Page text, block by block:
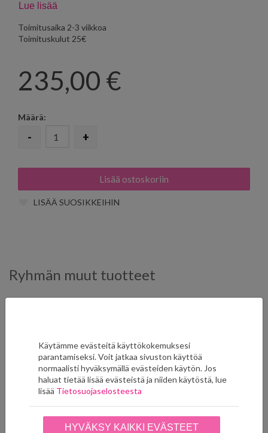
Lue lisää
Toimitusaika 2-3 viikkoa
Toimituskulut 25€
235,00 €
Määrä:
- +
LISÄÄ SUOSIKKEIHIN
Ryhmän muut tuotteet
Abalé 7517 30 62
Abalé 7517 31 62
Käytämme evästeitä käyttökokemuksesi
parantamiseksi. Voit jatkaa sivuston käyttöä
normaalisti hyväksymällä evästeiden käytön. Jos
haluat tietää lisää evästeistä ja niiden käytöstä, lue
lisää Tietosuojaselosteesta
HYVÄKSY KAIKKI EVÄSTEET